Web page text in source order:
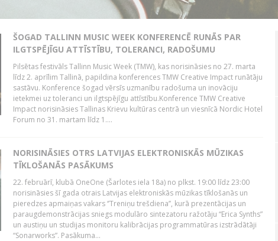
ŠOGAD TALLINN MUSIC WEEK KONFERENCĒ RUNĀS PAR
ILGTSPĒJĪGU ATTĪSTĪBU, TOLERANCI, RADOŠUMU
Pilsētas festivāls Tallinn Music Week (TMW), kas norisināsies no 27. marta
līdz 2. aprīlim Tallinā, papildina konferences TMW Creative Impact runātāju
sastāvu. Konference šogad vērsīs uzmanību radošuma un inovāciju
ietekmei uz toleranci un ilgtspējīgu attīstību.Konference TMW Creative
Impact norisināsies Tallinas Krievu kultūras centrā un viesnīcā Nordic Hotel
Forum no 31. martam līdz 1....
NORISINĀSIES OTRS LATVIJAS ELEKTRONISKĀS MŪZIKAS
TĪKLOŠANĀS PASĀKUMS
22. februārī, klubā OneOne (Šarlotes iela 18a) no plkst. 19:00 līdz 23:00
norisināsies šī gada otrais Latvijas elektroniskās mūzikas tīklošanās un
pieredzes apmaiņas vakars ‘’Treniņu trešdiena’’, kurā prezentācijas un
paraugdemonstrācijas sniegs modulāro sintezatoru ražotāju “Erica Synths”
un austiņu un studijas monitoru kalibrācijas programmatūras izstrādātāji
“Sonarworks”. Pasākuma...